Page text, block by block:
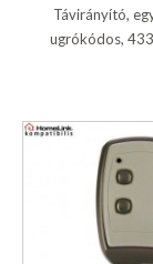
Távirányító,
ugrókódos,